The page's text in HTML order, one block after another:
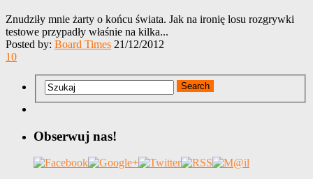
Znudziły mnie żarty o końcu świata. Jak na ironię losu rozgrywki
testowe przypadły właśnie na kilka...
Posted by: Board Times 21/12/2012
10
Obserwuj nas!